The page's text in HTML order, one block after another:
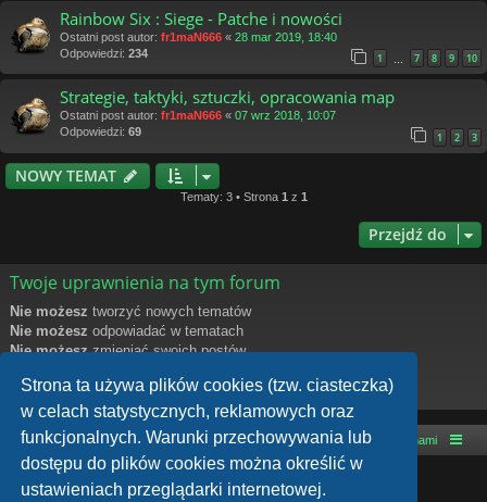
Strona ta używa plików cookies (tzw. ciasteczka)
w celach statystycznych, reklamowych oraz
funkcjonalnych. Warunki przechowywania lub
dostępu do plików cookies można określić w
ustawieniach przeglądarki internetowej.
Rainbow Six : Siege - Patche i nowości
Ostatni post autor: fr1maN666 « 28 mar 2019, 18:40
Odpowiedzi: 234 1 … 7 8 9 10
Strategie, taktyki, sztuczki, opracowania map
Ostatni post autor: fr1maN666 « 07 wrz 2018, 10:07
Odpowiedzi: 69 1 2 3
NOWY TEMAT
Tematy: 3 • Strona 1 z 1
Przejdź do
Twoje uprawnienia na tym forum
Nie możesz tworzyć nowych tematów
Nie możesz odpowiadać w tematach
Nie możeszzmieniać swoich postów
Nie możeszdodawać załączników
Strona główna Kontakt z nami
Technologię dostarcza
Style autor:Arty- phpBB 3.3 autor: MrGaby